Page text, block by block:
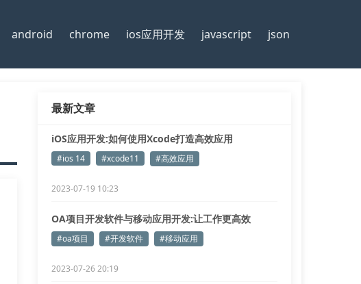
android chrome ios应用开发 javascript json
最新文章
iOS应用开发:如何使用Xcode打造高效应用
#ios 14 #xcode11 #高效应用
2023-07-19 10:23
OA项目开发软件与移动应用开发:让工作更高效
#oa项目 #开发软件 #移动应用
2023-07-26 20:19